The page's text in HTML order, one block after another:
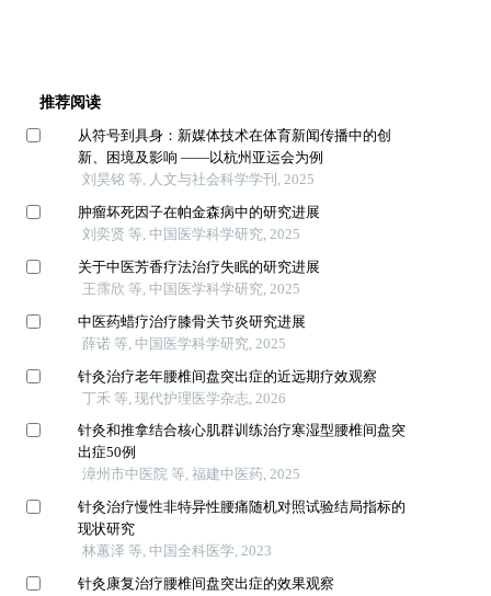
推荐阅读
从符号到具身：新媒体技术在体育新闻传播中的创
新、困境及影响 ——以杭州亚运会为例
刘昊铭 等, 人文与社会科学学刊, 2025
肿瘤坏死因子在帕金森病中的研究进展
刘奕贤 等, 中国医学科学研究, 2025
关于中医芳香疗法治疗失眠的研究进展
王霈欣 等, 中国医学科学研究, 2025
中医药蜡疗治疗膝骨关节炎研究进展
薛诺 等, 中国医学科学研究, 2025
针灸治疗老年腰椎间盘突出症的近远期疗效观察
丁禾 等, 现代护理医学杂志, 2026
针灸和推拿结合核心肌群训练治疗寒湿型腰椎间盘突
出症50例
漳州市中医院 等, 福建中医药, 2025
针灸治疗慢性非特异性腰痛随机对照试验结局指标的
现状研究
林蕙泽 等, 中国全科医学, 2023
针灸康复治疗腰椎间盘突出症的效果观察